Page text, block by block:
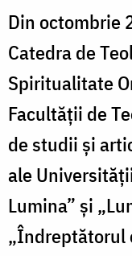
Din octombrie
Catedra de
Spiritualitate
Facultăţii de
de studii şi
ale
Lumina” şi
„Îndreptătorul